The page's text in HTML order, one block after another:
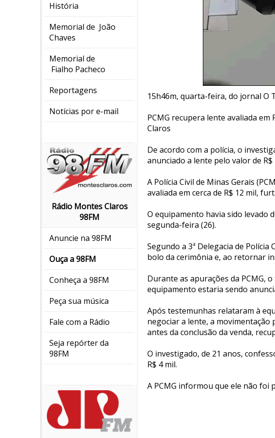
História
Memorial de João
Chaves
Memorial de
Fialho Pacheco
Reportagens
Notícias por e-mail
Rádio Montes Claros
98FM
Anuncie na 98FM
Ouça a 98FM
Conheça a 98FM
Peça sua música
Fale com a Rádio
Seja repórter da
98FM
15h46m, quarta-feira, do jornal O
PCMG recupera lente avaliada
Claros
De acordo com a polícia, o
anunciado a lente pelo valor de R$
A Polícia Civil de Minas Gerais
avaliada em cerca de R$ 12 mil,
O equipamento havia sido levado
segunda-feira (26).
Segundo a 3ª Delegacia de
bolo da cerimônia e, ao retornar
Durante as apurações da PCMG,
equipamento estaria sendo
Após testemunhas relataram à
negociar a lente, a
antes da conclusão da venda,
O investigado, de 21 anos,
R$ 4 mil.
A PCMG informou que ele não foi